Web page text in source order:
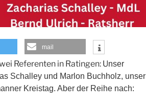
mail
Referenten in Ratingen: Unser
Schalley und Marlon Buchholz, unser
Kreistag. Aber der Reihe nach: